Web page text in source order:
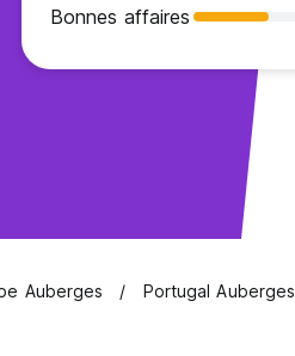
Bonnes affaires
Auberges Portugal Auberges